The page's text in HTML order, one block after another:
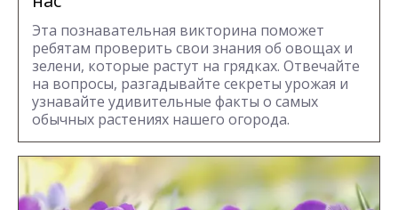
Эта познавательная викторина поможет
ребятам проверить свои знания об овощах и
зелени, которые растут на грядках. Отвечайте
на вопросы, разгадывайте секреты урожая и
узнавайте удивительные факты о самых
обычных растениях нашего огорода.